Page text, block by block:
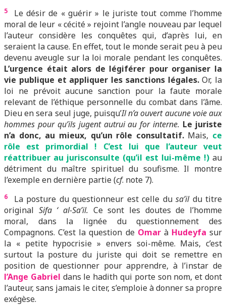
5
Le désir de « guérir » le juriste tout comme l’homme
moral de leur « cécité » rejoint l’angle nouveau par lequel
l’auteur considère les conquêtes qui, d’après lui, en
seraient la cause. En effet, tout le monde serait peu à peu
devenu aveugle sur la loi morale pendant les conquêtes.
L’urgence était alors de légiférer pour organiser la
vie publique et appliquer les sanctions légales.Or, la
loi ne prévoit aucune sanction pour la faute morale
relevant de l’éthique personnelle du combat dans l’âme.
Dieu en sera seul juge, puisqu’Il n’a ouvert aucune voie aux
hommes pour qu’ils jugent autrui au for interne. Le juriste
n’a donc, au mieux, qu’un rôle consultatif.Mais, ce
rôle est primordial ! C’est lui que l’auteur veut
réattribuer au jurisconsulte (qu’il est lui-même !) au
détriment du maître spirituel du soufisme. Il montre
l’exemple en dernière partie (cf. note 7).
6 La posture du questionneur est celle dusa’ildu titre
original Sifa ‘ al-Sa’il. Ce sont les doutes de l’homme
moral, dans la lignée du questionnement des
Compagnons. C’est la question de Omarà Hudeyfa sur
la « petite hypocrisie » envers soi-même. Mais, c’est
surtout la posture du juriste qui doit se remettre en
position de questionner pour apprendre, à l’instar de
l’Ange Gabriel dans le hadith qui porte son nom, et dont
l’auteur, sans jamais le citer, s’emploie à donner sa propre
exégèse.